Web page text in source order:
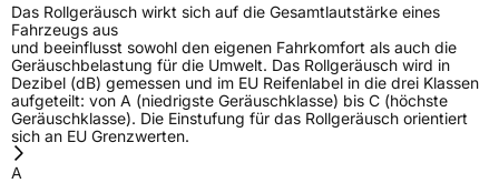
Das Rollgeräusch wirkt sich auf die Gesamtlautstärke eines
Fahrzeugs aus
und beeinflusst sowohl den eigenen Fahrkomfort als auch die
Geräuschbelastung für die Umwelt. Das Rollgeräusch wird in
Dezibel (dB) gemessen und im EU Reifenlabel in die drei Klassen
aufgeteilt: von A (niedrigste Geräuschklasse) bis C (höchste
Geräuschklasse). Die Einstufung für das Rollgeräusch orientiert
sich an EU Grenzwerten.
A